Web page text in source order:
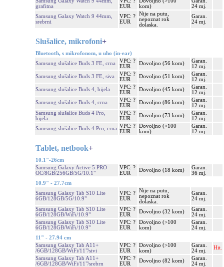
grafitna
EUR
kom)
24 mj.
Samsung Galaxy Watch 9 44mm,
srebrni
VPC: ?
EUR
Nije na putu,
nepoznat rok
dolaska.
Garan.
24 mj.
Slušalice, mikrofoni+
Bluetooth, s mikrofonom, u uho (in-ear)
Samsung slušalice Buds 3 FE, crna
VPC: ?
EUR
Dovoljno (56 kom)
Garan.
12 mj.
Samsung slušalice Buds 3 FE, siva
VPC: ?
EUR
Dovoljno (51 kom)
Garan.
12 mj.
Samsung slušalice Buds 4, bijela
VPC: ?
EUR
Dovoljno (45 kom)
Garan.
12 mj.
Samsung slušalice Buds 4, crna
VPC: ?
EUR
Dovoljno (86 kom)
Garan.
12 mj.
Samsung slušalice Buds 4 Pro,
bijela
VPC: ?
EUR
Dovoljno (73 kom)
Garan.
12 mj.
Samsung slušalice Buds 4 Pro, crna VPC: ?
EUR
Dovoljno (>100
kom)
Garan.
12 mj.
Tablet, netbook+
10.1"-26cm
Samsung Galaxy Active 5 PRO
OC/8GB/256GB/5G/10.1"
VPC: ?
EUR
Dovoljno (18 kom)
Garan.
36 mj.
10.9" - 27.7cm
Samsung Galaxy Tab S10 Lite
6GB/128GB/5G/10.9"
VPC: ?
EUR
Nije na putu,
nepoznat rok
dolaska.
Garan.
24 mj.
Samsung Galaxy Tab S10 Lite
6GB/128GB/WiFi/10.9"
VPC: ?
EUR
Dovoljno (32 kom)
Garan.
24 mj.
Samsung Galaxy Tab S10 Lite
6GB/128GB/WiFi/10.9"
VPC: ?
EUR
Dovoljno (>100
kom)
Garan.
24 mj.
11" - 27.94 cm
Samsung Galaxy Tab A11+
/6GB/128GB/WiFi/11"/sivi
VPC: ?
EUR
Dovoljno (>100
kom)
Garan.
24 mj.
Hit.
Samsung Galaxy Tab A11+
/6GB/128GB/WiFi/11"/srebrn
VPC: ?
EUR
Dovoljno (82 kom)
Garan.
24 mj.